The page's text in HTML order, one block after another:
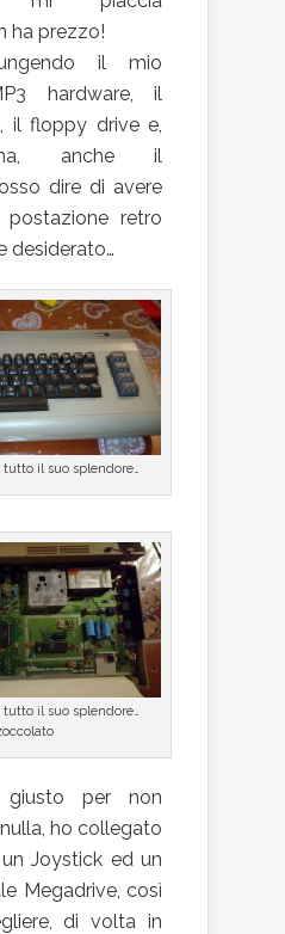
ha prezzo!
il mio
hardware, il
il floppy drive e,
anche il
dire di avere
retro
desiderato…
il suo splendore…
il suo splendore…
giusto per non
ho collegato
Joystick ed un
Megadrive, così
di volta in